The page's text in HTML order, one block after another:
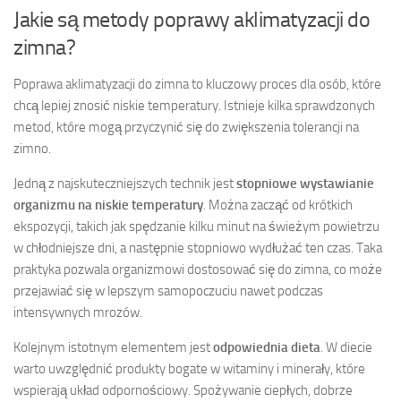
Jakie są metody poprawy aklimatyzacji do
zimna?
Poprawa aklimatyzacji do zimna to kluczowy proces dla osób, które
chcą lepiej znosić niskie temperatury. Istnieje kilka sprawdzonych
metod, które mogą przyczynić się do zwiększenia tolerancji na
zimno.
Jedną z najskuteczniejszych technik jeststopniowe wystawianie
organizmu na niskie temperatury. Można zacząć od krótkich
ekspozycji, takich jak spędzanie kilku minut na świeżym powietrzu
w chłodniejsze dni, a następnie stopniowo wydłużać ten czas. Taka
praktyka pozwala organizmowi dostosować się do zimna, co może
przejawiać się w lepszym samopoczuciu nawet podczas
intensywnych mrozów.
Kolejnym istotnym elementem jestodpowiednia dieta. W diecie
warto uwzględnić produkty bogate w witaminy i minerały, które
wspierają układ odpornościowy. Spożywanie ciepłych, dobrze